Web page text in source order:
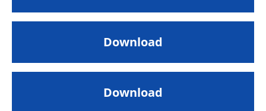
Download
Download